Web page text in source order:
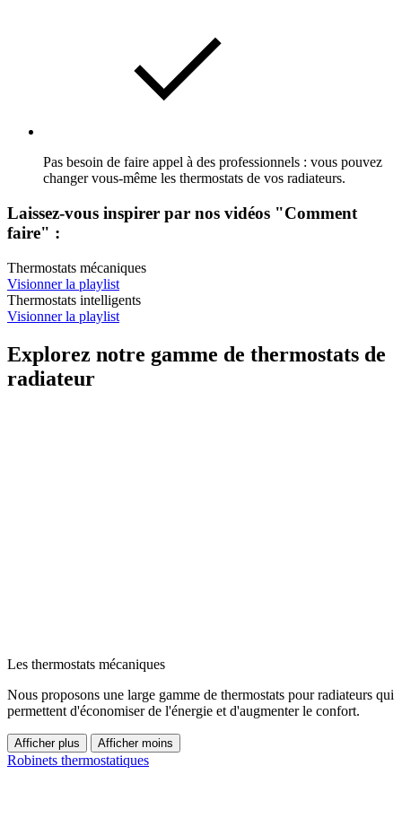
Pas besoin de faire appel à des professionnels : vous pouvez
changer vous-même les thermostats de vos radiateurs.
Laissez-vous inspirer par nos vidéos "Comment
faire" :
Thermostats mécaniques
Visionner la playlist
Thermostats intelligents
Visionner la playlist
Explorez notre gamme de thermostats de
radiateur
Les thermostats mécaniques
Nous proposons une large gamme de thermostats pour radiateurs qui
permettent d'économiser de l'énergie et d'augmenter le confort.
Afficher plus Afficher moins
Robinets thermostatiques